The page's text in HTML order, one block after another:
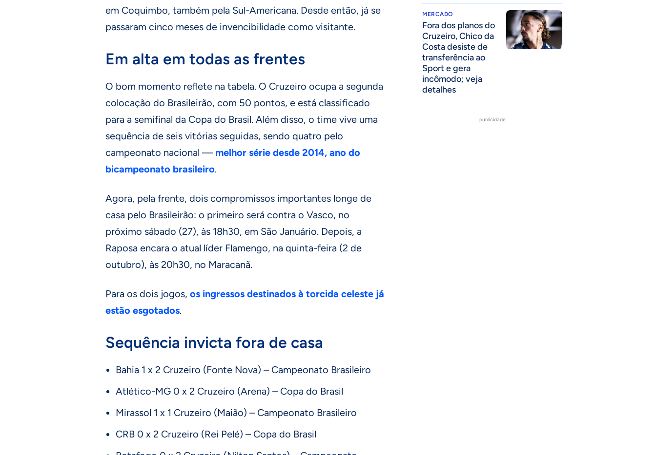
em Coquimbo, também pela Sul-Americana. Desde então, já se
passaram cinco meses de invencibilidade como visitante.
Em alta em todas as frentes
O bom momento reflete na tabela. O Cruzeiro ocupa a segunda
colocação do Brasileirão, com 50 pontos, e está classificado
para a semifinal da Copa do Brasil. Além disso, o time vive uma
sequência de seis vitórias seguidas, sendo quatro pelo
campeonato nacional — melhor série desde 2014, ano do
bicampeonato brasileiro.
Agora, pela frente, dois compromissos importantes longe de
casa pelo Brasileirão: o primeiro será contra o Vasco, no
próximo sábado (27), às 18h30, em São Januário. Depois, a
Raposa encara o atual líder Flamengo, na quinta-feira (2 de
outubro), às 20h30, no Maracanã.
Para os dois jogos, os ingressos destinados à torcida celeste já
estão esgotados.
Sequência invicta fora de casa
Bahia 1 x 2 Cruzeiro (Fonte Nova) – Campeonato Brasileiro
Atlético-MG 0 x 2 Cruzeiro (Arena) – Copa do Brasil
Mirassol 1 x 1 Cruzeiro (Maião) – Campeonato Brasileiro
CRB 0 x 2 Cruzeiro (Rei Pelé) – Copa do Brasil
MERCADO
Fora dos planos do
Cruzeiro, Chico da
Costa desiste de
transferência ao
Sport e gera
incômodo; veja
detalhes
publicidade